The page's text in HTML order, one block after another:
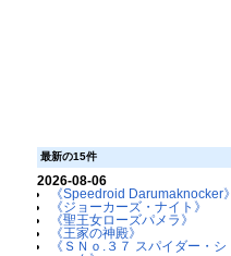
最新の15件
2026-08-06
《Speedroid Darumaknocker》
《ジョーカーズ・ナイト》
《聖王女ローズパメラ》
《王家の神殿》
《ＳＮｏ.３７ スパイダー・シ